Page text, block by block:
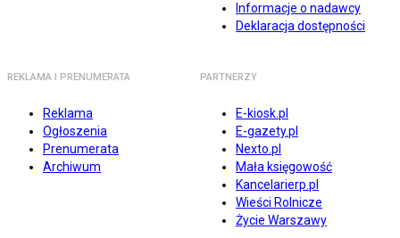
Informacje o nadawcy
Deklaracja dostępności
REKLAMA I PRENUMERATA
Reklama
Ogłoszenia
Prenumerata
Archiwum
PARTNERZY
E-kiosk.pl
E-gazety.pl
Nexto.pl
Mała księgowość
Kancelarierp.pl
Wieści Rolnicze
Życie Warszawy